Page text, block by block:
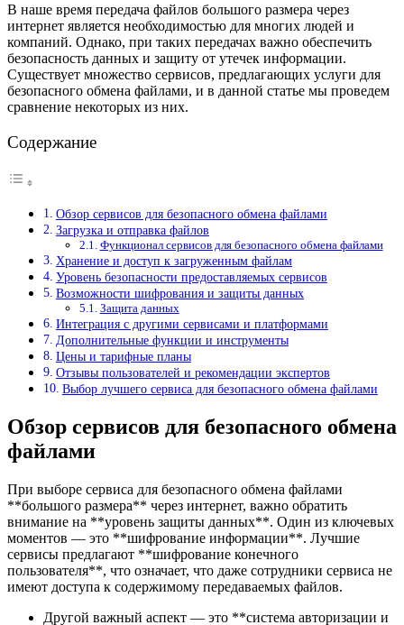
В наше время передача файлов большого размера через
интернет является необходимостью для многих людей и
компаний. Однако, при таких передачах важно обеспечить
безопасность данных и защиту от утечек информации.
Существует множество сервисов, предлагающих услуги для
безопасного обмена файлами, и в данной статье мы проведем
сравнение некоторых из них.
Содержание
Обзор сервисов для безопасного обмена файлами
Загрузка и отправка файлов
Функционал сервисов для безопасного обмена файлами
Хранение и доступ к загруженным файлам
Уровень безопасности предоставляемых сервисов
Возможности шифрования и защиты данных
Защита данных
Интеграция с другими сервисами и платформами
Дополнительные функции и инструменты
Цены и тарифные планы
Отзывы пользователей и рекомендации экспертов
Выбор лучшего сервиса для безопасного обмена файлами
Обзор сервисов для безопасного обмена
файлами
При выборе сервиса для безопасного обмена файлами
**большого размера** через интернет, важно обратить
внимание на **уровень защиты данных**. Один из ключевых
моментов — это **шифрование информации**. Лучшие
сервисы предлагают **шифрование конечного
пользователя**, что означает, что даже сотрудники сервиса не
имеют доступа к содержимому передаваемых файлов.
Другой важный аспект — это **система авторизации и